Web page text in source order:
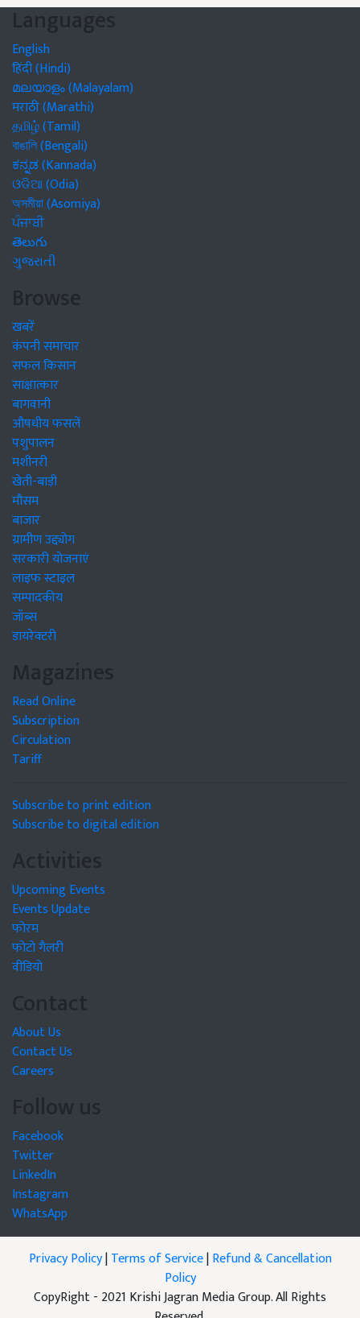
Languages
English
हिंदी (Hindi)
മലയാളം (Malayalam)
मराठी (Marathi)
தமிழ் (Tamil)
বাঙালি (Bengali)
ಕನ್ನಡ (Kannada)
ଓଡିଆ (Odia)
অসমীয়া (Asomiya)
ਪੰਜਾਬੀ
తెలుగు
ગુજરાતી
Browse
खबरें
कंपनी समाचार
सफल किसान
साक्षात्कार
बागवानी
औषधीय फसलें
पशुपालन
मशीनरी
खेती-बाड़ी
मौसम
बाजार
ग्रामीण उद्द्योग
सरकारी योजनाएं
लाइफ स्टाइल
सम्पादकीय
जॉब्स
डायरेक्टरी
Magazines
Read Online
Subscription
Circulation
Tariff
Subscribe to print edition
Subscribe to digital edition
Activities
Upcoming Events
Events Update
फोरम
फोटो गैलरी
वीडियो
Contact
About Us
Contact Us
Careers
Follow us
Facebook
Twitter
LinkedIn
Instagram
WhatsApp
Privacy Policy|Terms of Service|Refund & Cancellation
Policy
CopyRight - 2021 Krishi Jagran Media Group. All Rights